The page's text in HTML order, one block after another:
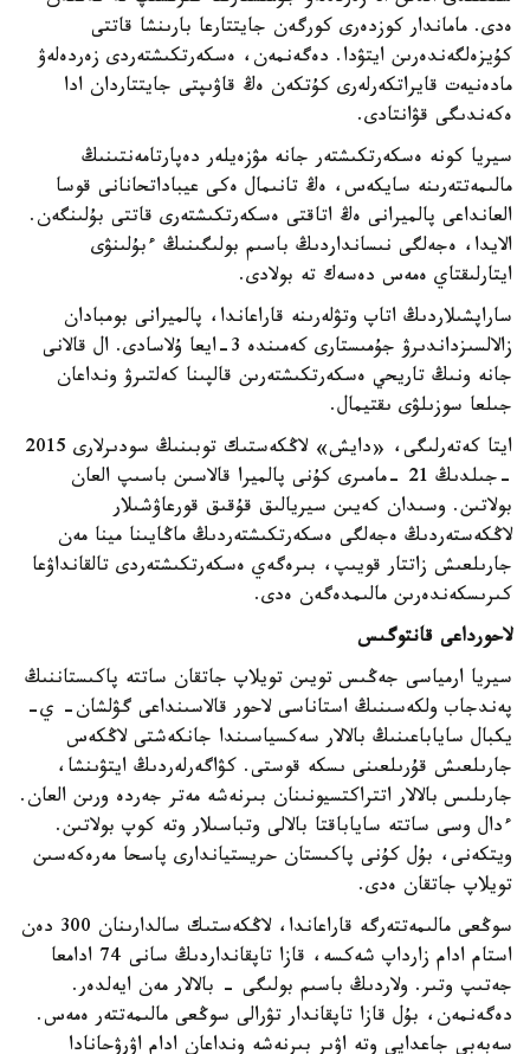
ەدى. ماماندار كوزدەرى كورگەن جايتتارعا بارىنشا قاتتى
كۇيزەلگەندەرىن ايتۋدا. دەگەنمەن، ەسكەرتكىشتەردى زەردەلەۋ
مادەنيەت قايراتكەرلەرى كۇتكەن ەڭ قاۋىپتى جايتتاردان ادا
ەكەندىگى قۋانتادى.
سيريا كونە ەسكەرتكىشتەر جانە مۋزەيلەر دەپارتامەنتىنىڭ
مالىمەتتەرىنە سايكەس، ەڭ تانىمال ەكى عيباداتحانانى قوسا
العانداعى پالميرانى ەڭ اتاقتى ەسكەرتكىشتەرى قاتتى بۇلىنگەن.
الايدا، ەجەلگى نىسانداردىڭ باسىم بولىگىنىڭ ءبۇلىنۋى
ايتارلىقتاي ەمەس دەسەك تە بولادى.
ساراپشىلاردىڭ اتاپ وتۋلەرىنە قاراعاندا، پالميرانى بومبادان
زالالسىزداندىرۋ جۇمىستارى كەمىندە 3-ايعا ۇلاسادى. ال قالانى
جانە ونىڭ تاريحي ەسكەرتكىشتەرىن قالپىنا كەلتىرۋ ونداعان
جىلعا سوزىلۋى ىقتيمال.
ايتا كەتەرلىگى، «دايش» لاڭكەستىك توبىنىڭ سودىرلارى 2015
-جىلدىڭ 21 -مامىرى كۇنى پالميرا قالاسىن باسىپ العان
بولاتىن. وسىدان كەيىن سيريالىق قۇقىق قورعاۋشىلار
لاڭكەستەردىڭ ەجەلگى ەسكەرتكىشتەردىڭ ماڭايىنا مينا مەن
جارىلعىش زاتتار قويىپ، بىرەگەي ەسكەرتكىشتەردى تالقانداۋعا
كىرىسكەندەرىن مالىمدەگەن ەدى.
لاحورداعى قانتوگىس
سيريا ارمياسى جەڭىس تويىن تويلاپ جاتقان ساتتە پاكىستاننىڭ
پەندجاب ولكەسىنىڭ استاناسى لاحور قالاسىنداعى گۋلشان- ي-
يكبال ساياباعىنىڭ بالالار سەكسياسىندا جانكەشتى لاڭكەس
جارىلعىش قۇرىلعىنى ىسكە قوستى. كۋاگەرلەردىڭ ايتۋىنشا،
جارىلىس بالالار اتتراكتسيونىنان بىرنەشە مەتر جەردە ورىن العان.
ءدال وسى ساتتە ساياباقتا بالالى وتباسىلار وتە كوپ بولاتىن.
ويتكەنى، بۇل كۇنى پاكىستان حريستياندارى پاسحا مەرەكەسىن
تويلاپ جاتقان ەدى.
سوڭعى مالىمەتتەرگە قاراعاندا، لاڭكەستىك سالدارىنان 300 دەن
استام ادام زارداپ شەكسە، قازا تاپقانداردىڭ سانى 74 ادامعا
جەتىپ وتىر. ولاردىڭ باسىم بولىگى - بالالار مەن ايەلدەر.
دەگەنمەن، بۇل قازا تاپقاندار تۋرالى سوڭعى مالىمەتتەر ەمەس.
سەبەبى جاعدايى وتە اۋىر بىرنەشە ونداعان ادام اۋرۋحانادا